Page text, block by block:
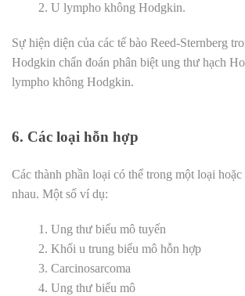
U lympho không Hodgkin.
Sự hiện diện của các tế bào Reed-Sternberg
Hodgkin chẩn đoán phân biệt ung thư hạch
lympho không Hodgkin.
6. Các loại hỗn hợp
Các thành phần loại có thể trong một loại
nhau. Một số ví dụ:
Ung thư biểu mô tuyến
Khối u trung biểu mô hỗn hợp
Carcinosarcoma
Ung thư biểu mô